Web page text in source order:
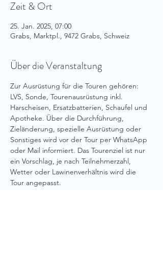
Zeit & Ort
25. Jan. 2025, 07:00
Grabs, Marktpl., 9472 Grabs, Schweiz
Über die Veranstaltung
Zur Ausrüstung für die Touren gehören:
LVS, Sonde, Tourenausrüstung inkl.
Harscheisen, Ersatzbatterien, Schaufel und
Apotheke. Über die Durchführung,
Zieländerung, spezielle Ausrüstung oder
Sonstiges wird vor der Tour per WhatsApp
oder Mail informiert. Das Tourenziel ist nur
ein Vorschlag, je nach Teilnehmerzahl,
Wetter oder Lawinenverhältnis wird die
Tour angepasst.